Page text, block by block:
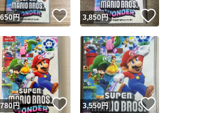
！円 いいね！
3,850円 いいね！
！
円 いいね！
3,550円 いいね！